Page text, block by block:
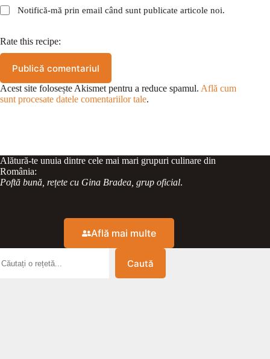
Notifică-mă prin email când sunt publicate articole noi.
Rate this recipe:
Publică comentariul
Acest site folosește Akismet pentru a reduce spamul. Află cum
sunt procesate datele comentariilor tale.
Alătură-te unuia dintre cele mai mari grupuri culinare din
România:
Poftă bună, rețete cu Gina Bradea, grup oficial.
Află mai multe
Caută